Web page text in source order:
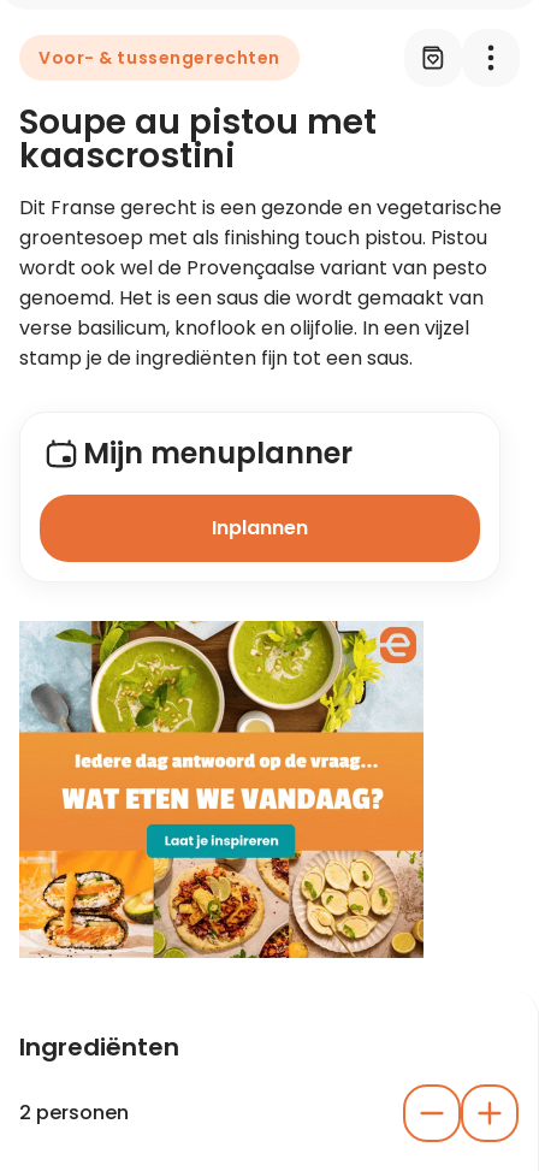
Leer koken als een chef
Kooktips & blogs
Voor- & tussengerechten
Soupe au pistou met
kaascrostini
Dit Franse gerecht is een gezonde en vegetarische
groentesoep met als finishing touch pistou. Pistou
wordt ook wel de Provençaalse variant van pesto
genoemd. Het is een saus die wordt gemaakt van
verse basilicum, knoflook en olijfolie. In een vijzel
stamp je de ingrediënten fijn tot een saus.
Mijn menuplanner
Inplannen
Ingrediënten
2 personen